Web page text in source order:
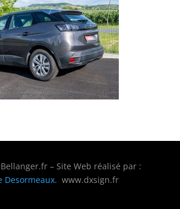
– Site Web réalisé par :
Desormeaux. www.dxsign.fr